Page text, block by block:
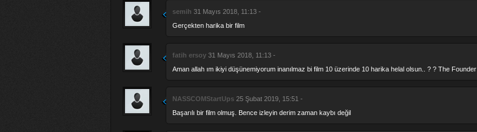
semih 31 Mayıs 2018, 11:13 -
Gerçekten harika bir film
fatih ersoy 31 Mayıs 2018, 11:13 -
Aman allah ım ikiyi düşünemiyorum inanılmaz bi film 10 üzerinde 10 harika helal olsun.. ? ? The Founder
NASSCOMStartUps 25 Şubat 2019, 15:51 -
Başarılı bir film olmuş. Bence izleyin derim zaman kaybı değil